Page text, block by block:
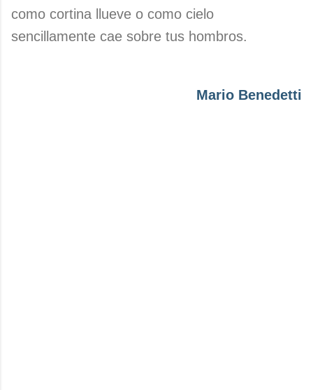
como cortina llueve o como cielo
sencillamente cae sobre tus hombros.
Mario Benedetti